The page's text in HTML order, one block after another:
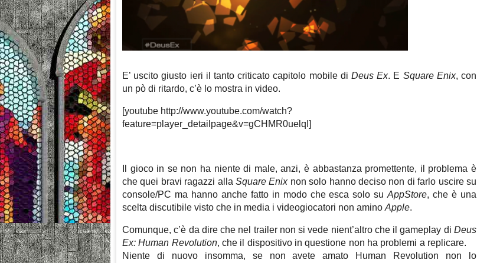
E’ uscito giusto ieri il tanto criticato capitolo mobile di Deus Ex. E Square Enix, con
un pò di ritardo, c’è lo mostra in video.
[youtube http://www.youtube.com/watch?
feature=player_detailpage&v=gCHMR0uelqI]
Il gioco in se non ha niente di male, anzi, è abbastanza promettente, il problema è
che quei bravi ragazzi alla Square Enixnon solo hanno deciso non di farlo uscire su
console/PC ma hanno anche fatto in modo che esca solo suAppStore, che è una
scelta discutibile visto che in media i videogiocatori non amino Apple.
Comunque, c’è da dire che nel trailer non si vede nient’altro che il gameplay di Deus
Ex: Human Revolution, che il dispositivo in questione non ha problemi a replicare.
Niente di nuovo insomma, se non avete amato Human Revolution non lo